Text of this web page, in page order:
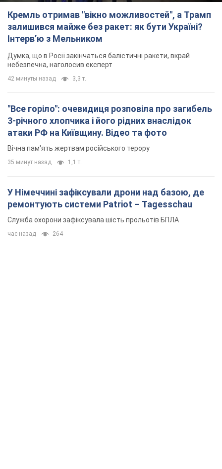
Кремль отримав "вікно можливостей", а Трамп
залишився майже без ракет: як бути Україні?
Інтерв’ю з Мельником
Думка, що в Росії закінчаться балістичні ракети, вкрай
небезпечна, наголосив експерт
42 минуты назад 3,3 т.
"Все горіло": очевидиця розповіла про загибель
3-річного хлопчика і його рідних внаслідок
атаки РФ на Київщину. Відео та фото
Вічна пам'ять жертвам російського терору
35 минут назад 1,1 т.
У Німеччині зафіксували дрони над базою, де
ремонтують системи Patriot – Tagesschau
Служба охорони зафіксувала шість прольотів БПЛА
час назад 264